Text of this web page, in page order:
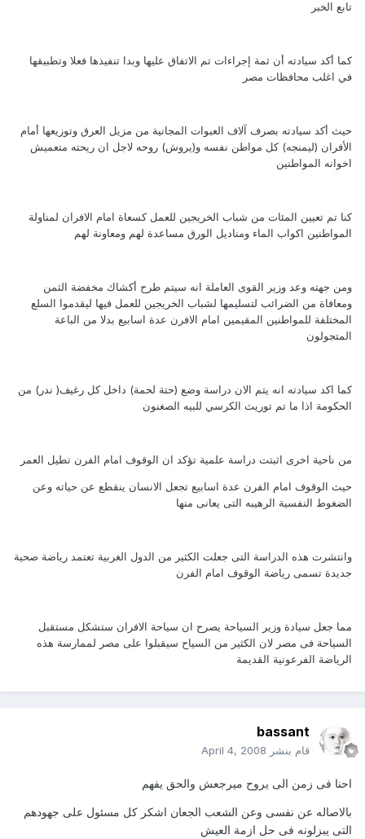
تابع الخبر
كما أكد سيادته أن ثمة إجراءات تم الاتفاق عليها وبدا تنفيذها فعلا وتطبيقها
في اغلب محافظات مصر
حيث أكد سيادته بصرف آلاف العبوات المجانية من مزيل العرق وتوزيعها أمام
الأفران (ليمنجه) كل مواطن نفسه و(يروش) روحه لاجل ان ريحته متعميش
اخوانه المواطنين
كنا تم تعيين المئات من شباب الخريجين للعمل كسعاة امام الافران لمناولة
المواطنين اكواب الماء ومناديل الورق مساعدة لهم ومعاونة لهم
ومن جهته وعد وزير القوى العاملة انه سيتم طرح أكشاك مخفضة الثمن
ومعافاة من الضرائب لتسليمها لشباب الخريجين للعمل فيها ليقدموا السلع
المختلفة للمواطنين المقيمين امام الافرن عدة اسابيع بدلا من الباعة
المتجولون
كما اكد سيادته انه يتم الان دراسة وضع (حتة لحمة) داخل كل رغيف( ندر) من
الحكومة اذا ما تم توريث الكرسي للبيه الصغنون
من ناحية اخرى اثبتت دراسة علمية تؤكد ان الوقوف امام الفرن تطيل العمر
حيث الوقوف امام الفرن عدة اسابيع تجعل الانسان ينقطع عن حياته وعن
الضغوط النفسية الرهيبه التى يعانى منها
وانتشرت هذه الدراسة التى جعلت الكثير من الدول الغربية تعتمد رياضة صحية
جديدة تسمى رياضة الوقوف امام الفرن
مما جعل سيادة وزير السياحة يصرح ان سياحة الافران ستشكل مستقبل
السياحة فى مصر لان الكثير من السياح سيقبلوا على مصر لممارسة هذه
الرياضة الفرعونية القديمة
bassant
قام بنشر April 4, 2008
احنا فى زمن الى يروح ميرجعش والحق يفهم
بالاصاله عن نفسى وعن الشعب الجعان اشكر كل مسئول على جهودهم
التى يبزلونه فى حل ازمة العيش